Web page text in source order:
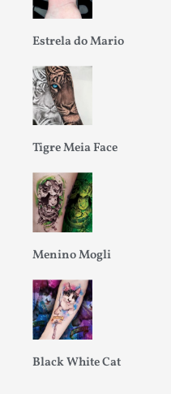
Estrela do Mario
Tigre Meia Face
Menino Mogli
Black White Cat